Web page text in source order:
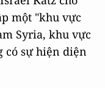
một "khu vực
Syria, khu vực
có sự hiện diện